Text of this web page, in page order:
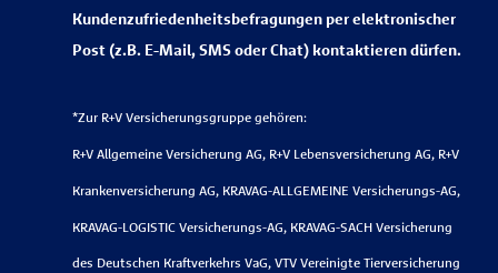
Kundenzufriedenheitsbefragungen per elektronischer
Post (z.B. E-Mail, SMS oder Chat) kontaktieren dürfen.
*Zur R+V Versicherungsgruppe gehören:
R+V Allgemeine Versicherung AG, R+V Lebensversicherung AG, R+V
Krankenversicherung AG, KRAVAG-ALLGEMEINE Versicherungs-AG,
KRAVAG-LOGISTIC Versicherungs-AG, KRAVAG-SACH Versicherung
des Deutschen Kraftverkehrs VaG, VTV Vereinigte Tierversicherung